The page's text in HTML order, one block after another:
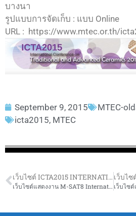
บางนา
รูปแบบการจัดเก็บ : แบบ Online
URL : https://www.mtec.or.th/
September 9, 2015
MTEC-
icta2015, MTEC
เว็บไซต์ ICTA2015 INTERNATIONAL CONFERENCE ON TRADITIONAL AND ADVANCED CERAMICS 2015
เว็บไซต์แสดงงาน M-SAT8 International Conference on Material Science and Technology